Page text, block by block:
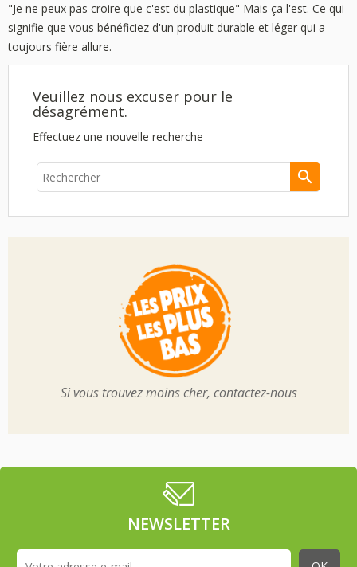
"Je ne peux pas croire que c'est du plastique" Mais ça l'est. Ce qui
signifie que vous bénéficiez d'un produit durable et léger qui a
toujours fière allure.
Veuillez nous excuser pour le
désagrément.
Effectuez une nouvelle recherche

Si vous trouvez moins cher, contactez-nous
NEWSLETTER